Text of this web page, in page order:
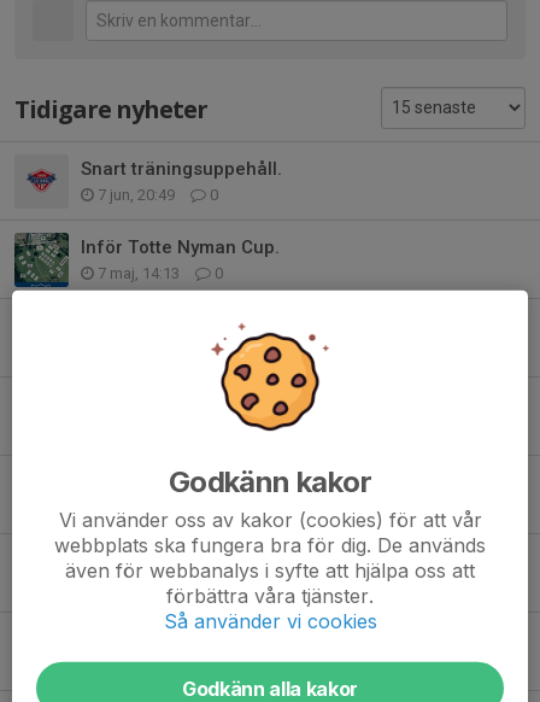
Tidigare nyheter
Snart träningsuppehåll.
7 jun, 20:49 0
Inför Totte Nyman Cup.
7 maj, 14:13 0
Seriepremiär, ny träningstid och cuper.
0
Seriestart och Totte Nyman Cup!
Bullerby Cup Intresseanmälan.
9 apr, 10:25 0
13 mar, 09:21 0
Godkänn kakor
Vi använder oss av kakor (cookies) för att vår
webbplats ska fungera bra för dig. De används
även för webbanalys i syfte att hjälpa oss att
förbättra våra tjänster.
Så använder vi cookies
Godkänn alla kakor